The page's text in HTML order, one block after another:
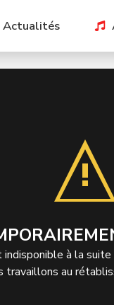
Actualités
à la
travaillons au